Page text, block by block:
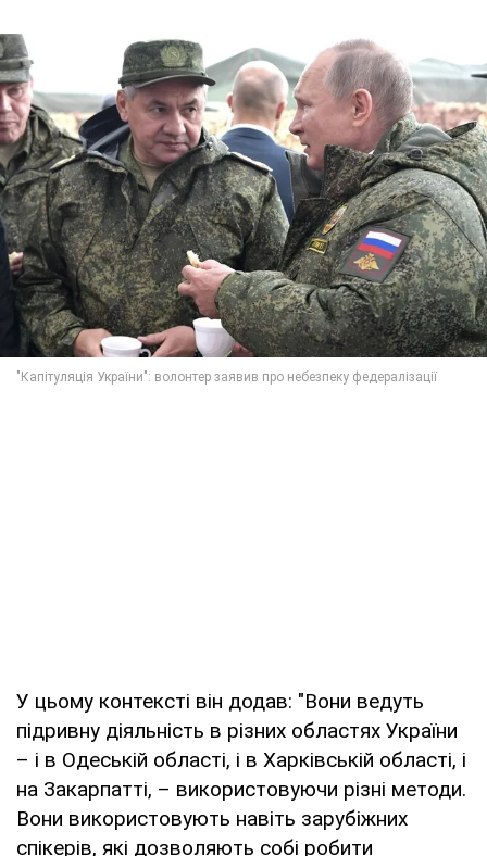
У цьому контексті він додав: "Вони ведуть
підривну діяльність в різних областях України
– і в Одеській області, і в Харківській області, і
на Закарпатті, – використовуючи різні методи.
Вони використовують навіть зарубіжних
спікерів, які дозволяють собі робити